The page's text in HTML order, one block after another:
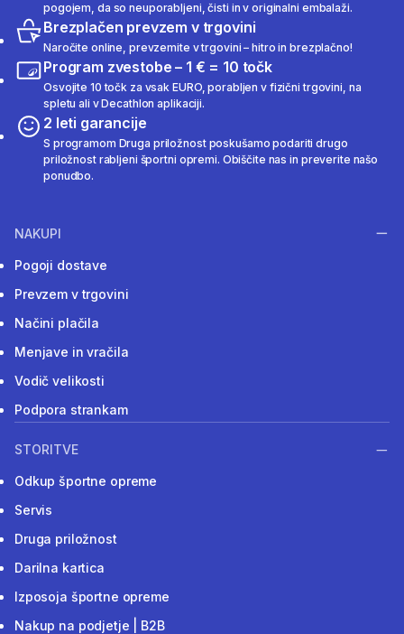
pogojem, da so neuporabljeni, čisti in v originalni embalaži.
Brezplačen prevzem v trgovini
Naročite online, prevzemite v trgovini – hitro in brezplačno!
Program zvestobe – 1 € = 10 točk
Osvojite 10 točk za vsak EURO, porabljen v fizični trgovini, na
spletu ali v Decathlon aplikaciji.
2 leti garancije
S programom Druga priložnost poskušamo podariti drugo
priložnost rabljeni športni opremi. Obiščite nas in preverite našo
ponudbo.
NAKUPI
Pogoji dostave
Prevzem v trgovini
Načini plačila
Menjave in vračila
Vodič velikosti
Podpora strankam
STORITVE
Odkup športne opreme
Servis
Druga priložnost
Darilna kartica
Izposoja športne opreme
Nakup na podjetje | B2B